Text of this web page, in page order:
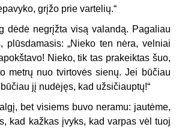
grįžo prie vartelių.“
dėdė negrįžta visą valandą. Pagaliau
plūsdamasis: „Nieko ten nėra, velniai
Nieko, tik tas prakeiktas šuo,
metrų nuo tvirtovės sienų. Jei būčiau
jį nudėjęs, kad užsičiauptų!“
bet visiems buvo neramu: jautėme,
kad kažkas įvyks, kad varpas vėl tuoj